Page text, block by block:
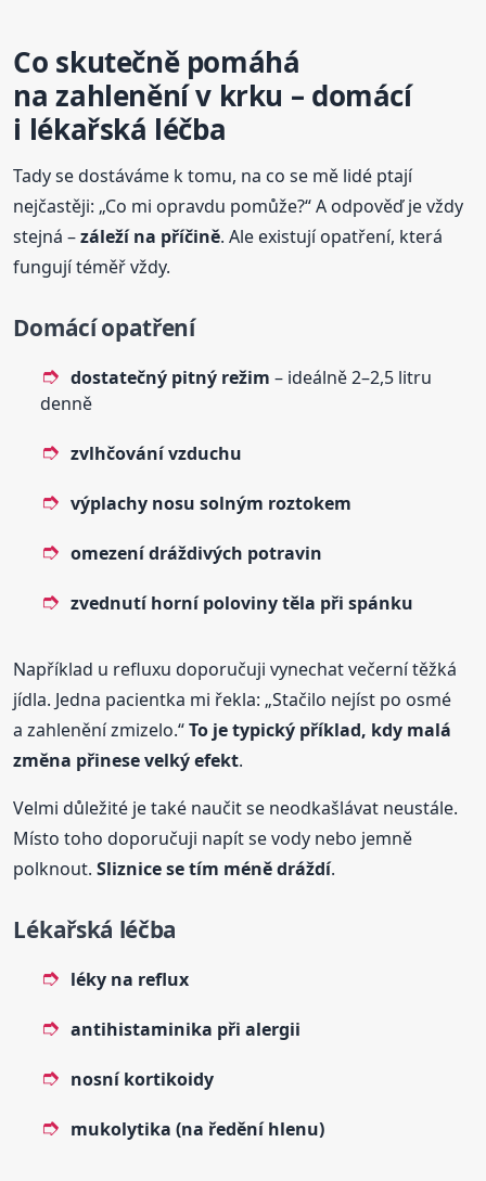
Co skutečně pomáhá
na zahlenění v krku – domácí
i lékařská léčba
Tady se dostáváme k tomu, na co se mě lidé ptají
nejčastěji: „Co mi opravdu pomůže?“ A odpověď je vždy
stejná –záleží na příčině. Ale existují opatření, která
fungují téměř vždy.
Domácí opatření
dostatečný pitný režim – ideálně 2–2,5 litru
denně
zvlhčování vzduchu
výplachy nosu solným roztokem
omezení dráždivých potravin
zvednutí horní poloviny těla při spánku
Například u refluxu doporučuji vynechat večerní těžká
jídla. Jedna pacientka mi řekla: „Stačilo nejíst po osmé
a zahlenění zmizelo.“To je typický příklad, kdy malá
změna přinese velký efekt.
Velmi důležité je také naučit se neodkašlávat neustále.
Místo toho doporučuji napít se vody nebo jemně
polknout.Sliznice se tím méně dráždí.
Lékařská léčba
léky na reflux
antihistaminika při alergii
nosní kortikoidy
mukolytika (na ředění hlenu)